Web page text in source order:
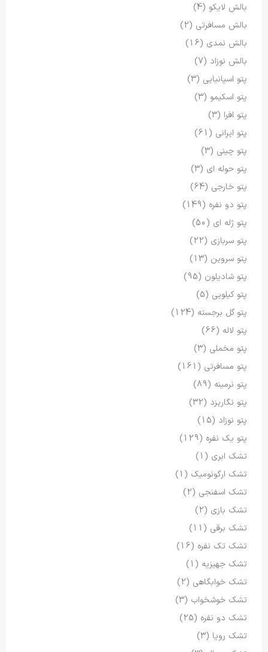
بالش لایکو (4)
بالش مسافرتی (2)
بالش نمدی (16)
بالش نوزاد (7)
پتو اسپانیایی (3)
پتو اسکیمو (3)
پتو افرا (3)
پتو ایرانی (61)
پتو چینی (3)
پتو حوله ای (3)
پتو خارجی (64)
پتو دو نفره (149)
پتو ژله ای (50)
پتو سربازی (22)
پتو سروین (13)
پتو شادیلون (95)
پتو کیلویی (5)
پتو گل برجسته (124)
پتو لاله (66)
پتو مخملی (3)
پتو مسافرتی (161)
پتو نرمینه (89)
پتو نگاریزد (32)
پتو نوزاد (15)
پتو یک نفره (129)
تشک ابری (1)
تشک ارگونومیک (1)
تشک اسفنجی (2)
تشک بازی (2)
تشک برقی (11)
تشک تک نفره (16)
تشک جهیزیه (1)
تشک خوابگاهی (2)
تشک خوشخواب (3)
تشک دو نفره (25)
تشک رویا (3)